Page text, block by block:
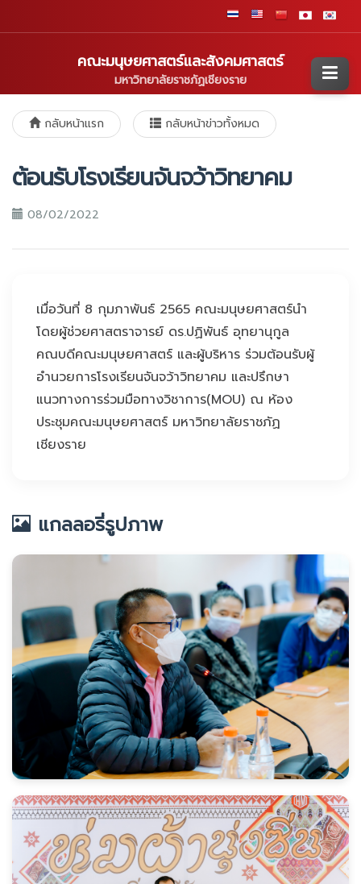
คณะมนุษยศาสตร์และสังคมศาสตร์
มหาวิทยาลัยราชภัฏเชียงราย
กลับหน้าแรก กลับหน้าข่าวทั้งหมด
ต้อนรับโรงเรียนจันจว้าวิทยาคม
08/02/2022
เมื่อวันที่ 8 กุมภาพันธ์ 2565 คณะมนุษยศาสตร์นำ
โดยผู้ช่วยศาสตราจารย์ ดร.ปฏิพันธ์ อุทยานุกูล
คณบดีคณะมนุษยศาสตร์ และผู้บริหาร ร่วมต้อนรับผู้
อำนวยการโรงเรียนจันจว้าวิทยาคม และปรึกษา
แนวทางการร่วมมือทางวิชาการ(MOU) ณ ห้อง
ประชุมคณะมนุษยศาสตร์ มหาวิทยาลัยราชภัฏ
เชียงราย
แกลลอรี่รูปภาพ